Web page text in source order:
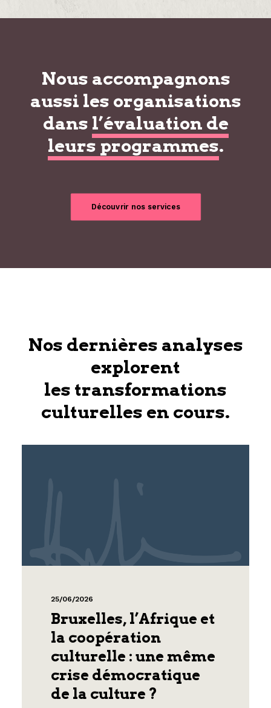
Nous accompagnons
aussi les organisations
dans l’évaluation de
leurs programmes.
Découvrir nos services
Nos dernières analyses
explorent
les transformations
culturelles en cours.
25/06/2026
Bruxelles, l’Afrique et
la coopération
culturelle : une même
crise démocratique
de la culture ?